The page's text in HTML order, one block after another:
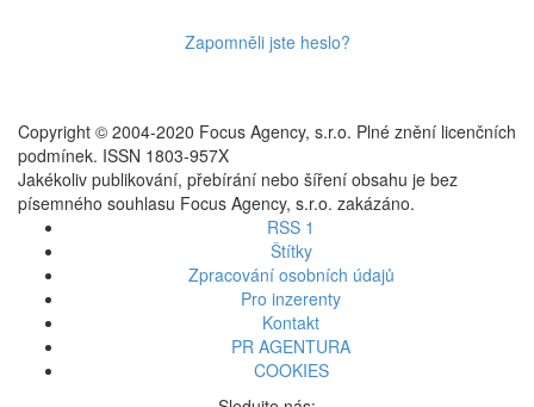
Zapomněli jste heslo?
Copyright © 2004-2020 Focus Agency, s.r.o. Plné znění licenčních
podmínek. ISSN 1803-957X
Jakékoliv publikování, přebírání nebo šíření obsahu je bez
písemného souhlasu Focus Agency, s.r.o. zakázáno.
RSS 1
Štítky
Zpracování osobních údajů
Pro inzerenty
Kontakt
PR AGENTURA
COOKIES